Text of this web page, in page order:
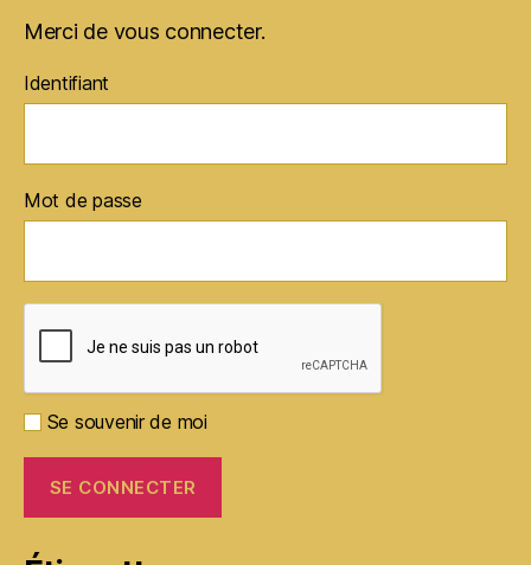
Merci de vous connecter.
Identifiant
Mot de passe
Se souvenir de moi